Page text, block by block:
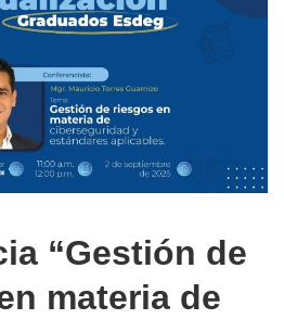
“Gestión de
materia de